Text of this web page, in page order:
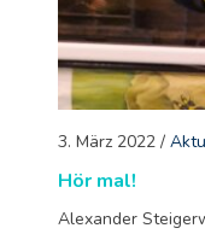
3. März 2022/
Hör mal!
Alexander